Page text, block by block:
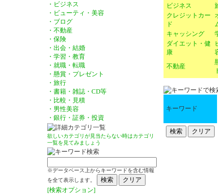
・ビジネス
・ビューティ・美容
・ブログ
・不動産
・保険
・出会・結婚
・学習・教育
・就職・転職
・懸賞・プレゼント
・旅行
・書籍・雑誌・CD等
・比較・見積
・男性美容
・銀行・証券・投資
欲しいカテゴリが見当たらない時はカテゴリ
一覧を見てみましょう
※データベース上からキーワードを含む情報
を全て表示します。
[検索オプション]
ビジネス
クレジットカー
ド
キャッシング
ダイエット・健
康
不動産
キーワード